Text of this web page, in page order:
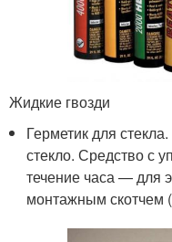
Жидкие гвозди
Герметик для
стекло. Средство с
течение часа — для
монтажным скотчем